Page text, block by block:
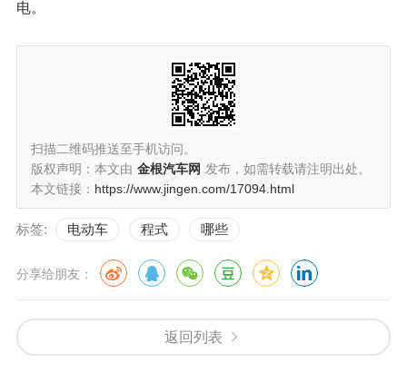
电。
扫描二维码推送至手机访问。
版权声明：本文由 金根汽车网 发布，如需转载请注明出处。
本文链接： https://www.jingen.com/17094.html
标签: 电动车 程式 哪些
分享给朋友：
返回列表